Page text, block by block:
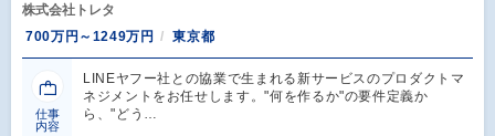
株式会社トレタ
700万円～1249万円
東京都
仕事
内容
LINEヤフー社との協業で生まれる新サービスのプロダクトマ
ネジメントをお任せします。"何を作るか"の要件定義か
ら、"どう…